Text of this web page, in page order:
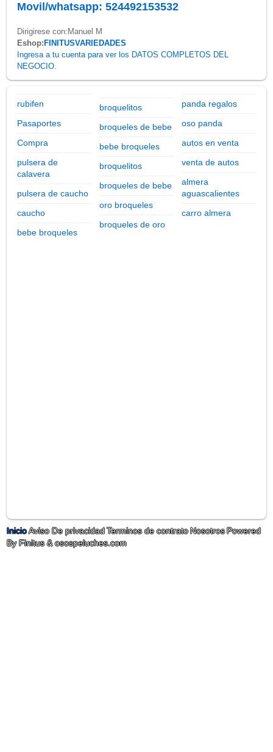
Movil/whatsapp: 524492153532
Dirigirese con:Manuel M
Eshop: FINITUSVARIEDADES
Ingresa a tu cuenta para ver los DATOS COMPLETOS DEL
NEGOCIO.
rubifen
Pasaportes
Compra
pulsera de
calavera
pulsera de caucho
caucho
bebe broqueles
broquelitos
broqueles de bebe
bebe broqueles
broquelitos
broqueles de bebe
oro broqueles
broqueles de oro
panda regalos
oso panda
autos en venta
venta de autos
almera
aguascalientes
carro almera
InicioAviso De privacidad Terminos de contratoNosotrosPowered
By Finitus & osospeluches.com